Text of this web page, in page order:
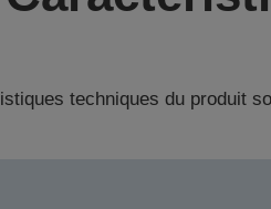
techniques du produit